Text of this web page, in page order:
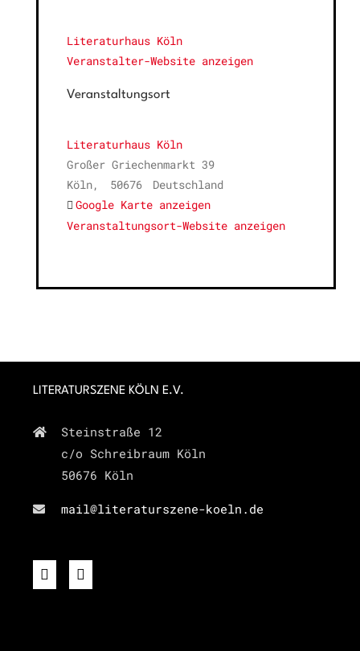
Veranstaltungsort
Literaturhaus Köln
Großer Griechenmarkt 39
Köln, 50676
Deutschland
Google Karte anzeigen
Veranstaltungsort-Website anzeigen
Literaturhaus Köln
Veranstalter-Website anzeigen
LITERATURSZENE KÖLN E.V.
Steinstraße 12
c/o Schreibraum Köln
50676 Köln
mail@literaturszene-koeln.de